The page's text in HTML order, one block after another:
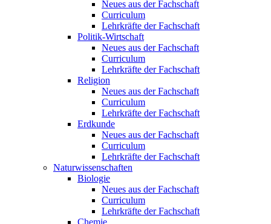
Neues aus der Fachschaft
Curriculum
Lehrkräfte der Fachschaft
Politik-Wirtschaft
Neues aus der Fachschaft
Curriculum
Lehrkräfte der Fachschaft
Religion
Neues aus der Fachschaft
Curriculum
Lehrkräfte der Fachschaft
Erdkunde
Neues aus der Fachschaft
Curriculum
Lehrkräfte der Fachschaft
Naturwissenschaften
Biologie
Neues aus der Fachschaft
Curriculum
Lehrkräfte der Fachschaft